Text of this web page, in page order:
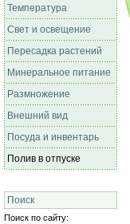
Температура
Свет и освещение
Пересадка растений
Минеральное питание
Размножение
Внешний вид
Посуда и инвентарь
Полив в отпуске
Поиск
Поиск по сайту: